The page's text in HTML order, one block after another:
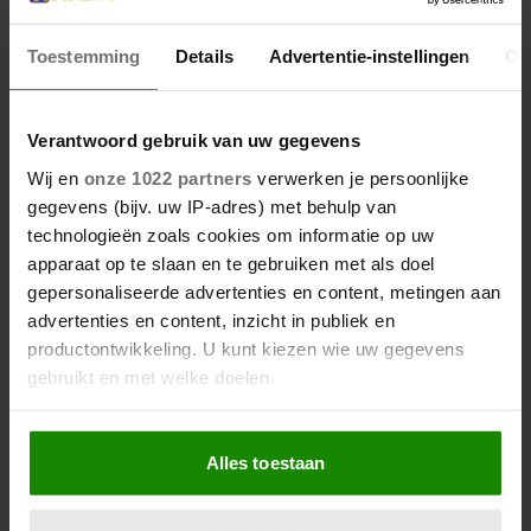
Toestemming Details Advertentie-instellingen
Verantwoord gebruik van uw gegevens
Wij en onze 1022 partners verwerken je persoonlijke
gegevens (bijv. uw IP-adres) met behulp van
technologieën zoals cookies om informatie op uw
apparaat op te slaan en te gebruiken met als doel
gepersonaliseerde advertenties en content, metingen aan
advertenties en content, inzicht in publiek en
productontwikkeling. U kunt kiezen wie uw gegevens
gebruikt en met welke doelen.
Als u het toestaat, willen we ook graag:
Informatie verzamelen over uw geografische
locatie, die tot een paar meter nauwkeurig kan zijn
Alles toestaan
20 juli 2026
ZIEN! SPAANSE KONINKLIJKE
FAMILIE VIERT UITBUNDIG
FEEST MET SPAANSE
VOETBALLERS NA WK-WINST
De Spaanse koninklijke familie heeft de wereldtitel
van het nationale elftal uitgebreid gevierd. Koning
Felipe, koningin Letizia en hun dochters prinses
Leonor en prinses Sofía stonden na de finale samen
met de spelers op het podium.